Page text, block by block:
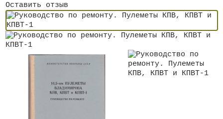
Оставить отзыв